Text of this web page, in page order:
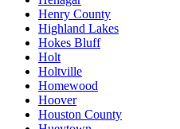
Henry County
Highland Lakes
Hokes Bluff
Holt
Holtville
Homewood
Hoover
Houston County